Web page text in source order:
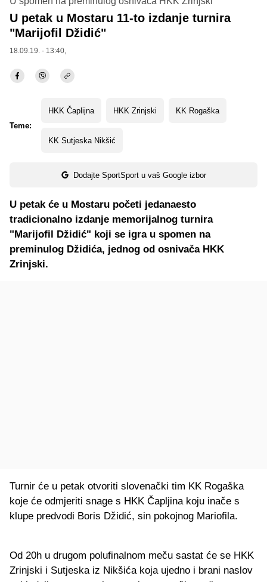
U petak u Mostaru 11-to izdanje turnira
"Marijofil Džidić"
18.09.19. - 13:40,
Teme:
HKK Čaplijna HKK Zrinjski KK Rogaška
KK Sutjeska Nikšić
Dodajte SportSport u vaš Google izbor
U petak će u Mostaru početi jedanaesto
tradicionalno izdanje memorijalnog turnira
"Marijofil Džidić" koji se igra u spomen na
preminulog Džidića, jednog od osnivača HKK
Zrinjski.
Turnir će u petak otvoriti slovenački tim KK Rogaška
koje će odmjeriti snage s HKK Čapljina koju inače s
klupe predvodi Boris Džidić, sin pokojnog Mariofila.
Od 20h u drugom polufinalnom meču sastat će se HKK
Zrinjski i Sutjeska iz Nikšića koja ujedno i brani naslov